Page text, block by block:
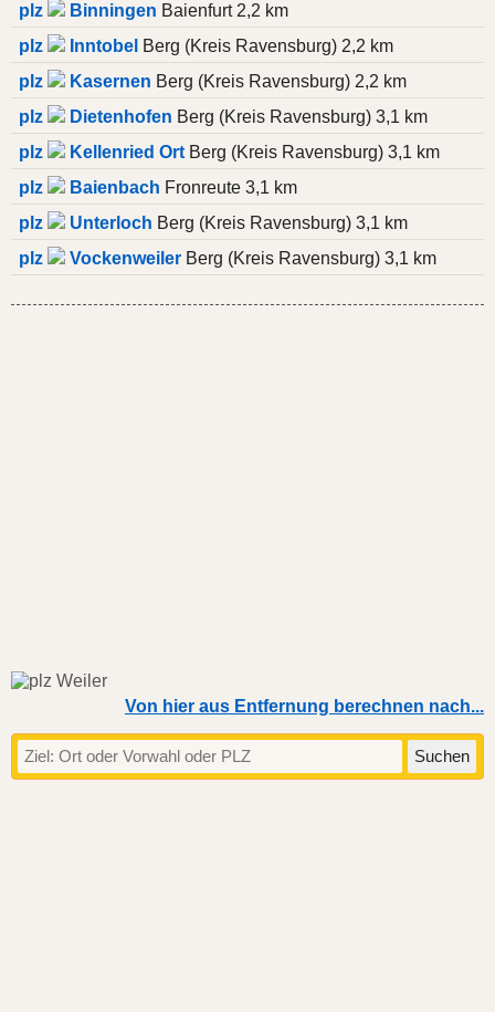
plz
Binningen Baienfurt 2,2 km
plz
Inntobel Berg (Kreis Ravensburg) 2,2 km
plz
Kasernen Berg (Kreis Ravensburg) 2,2 km
plz
Dietenhofen Berg (Kreis Ravensburg) 3,1 km
plz
Kellenried Ort Berg (Kreis Ravensburg) 3,1 km
plz
Baienbach Fronreute 3,1 km
plz
Unterloch Berg (Kreis Ravensburg) 3,1 km
plz
Vockenweiler Berg (Kreis Ravensburg) 3,1 km
Von hier aus Entfernung berechnen nach...